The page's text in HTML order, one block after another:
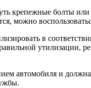
крепежные болты
можно
в
утилизации,
автомобиля и